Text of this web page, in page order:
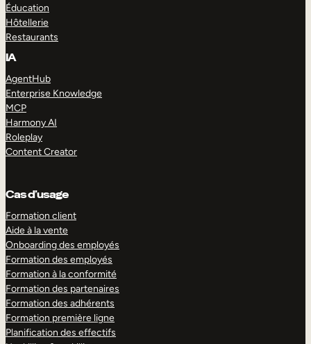
Éducation
Hôtellerie
Restaurants
IA
AgentHub
Enterprise Knowledge
MCP
Harmony AI
Roleplay
Content Creator
Cas d’usage
Formation client
Aide à la vente
Onboarding des employés
Formation des employés
Formation à la conformité
Formation des partenaires
Formation des adhérents
Formation première ligne
Planification des effectifs